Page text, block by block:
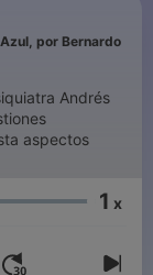
por Bernardo
Andrés
aspectos
1 x